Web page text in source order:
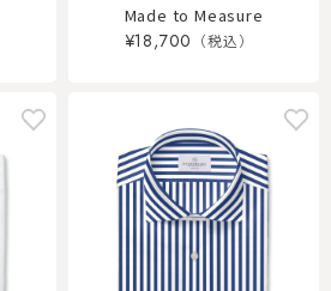
Made to Measure
¥18,700